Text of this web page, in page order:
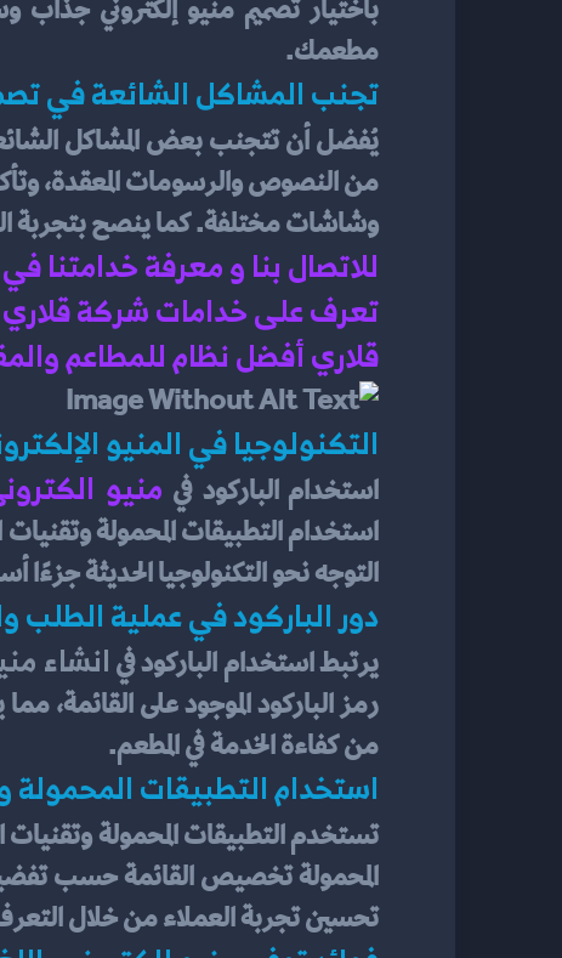
مطعمك.
تجنب المشاكل الشائعة في
يُفضل أن تتجنب بعض المشاكل
وشاشات مختلفة. كما ينصح بتجربة
للاتصال بنا و معرفة خدامتنا
تعرف على خدامات شركة قلاري
قلاري أفضل نظام للمطاعم
التكنولوجيا في المنيو
استخدام الباركود في منيو
التوجه نحو التكنولوجيا الحديثة
دور الباركود في عملية الطلب
يرتبط استخدام الباركود في انشاء
من كفاءة الخدمة في المطعم.
استخدام التطبيقات المحمولة
تستخدم التطبيقات المحمولة
تحسين تجربة العملاء من خلال